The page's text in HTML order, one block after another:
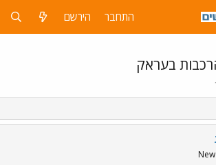
התחבר הירשם
בעראק